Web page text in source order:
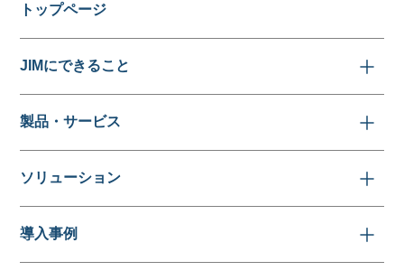
トップページ
JIMにできること
製品・サービス
ソリューション
導入事例